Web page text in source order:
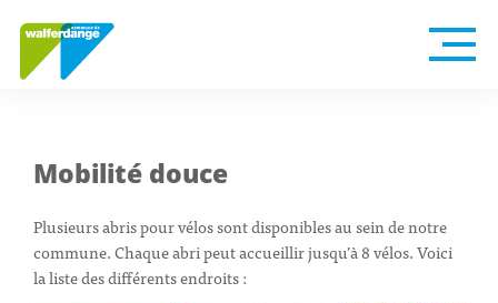
Mobilité douce
Plusieurs abris pour vélos sont disponibles au sein de notre
commune. Chaque abri peut accueillir jusqu’à 8 vélos. Voici
la liste des différents endroits :